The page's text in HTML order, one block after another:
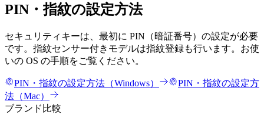
PIN・指紋の設定方法
セキュリティキーは、最初に PIN（暗証番号）の設定が必要
です。指紋センサー付きモデルは指紋登録も行います。お使
いの OS の手順をご覧ください。
PIN・指紋の設定方法（Windows）
PIN・指紋の設定方
法（Mac）
ブランド比較